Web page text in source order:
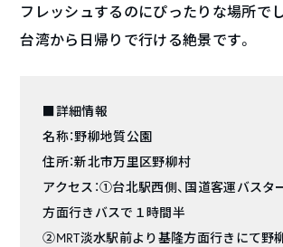
フレッシュするのにぴったりな場所で
台湾から日帰りで行ける絶景です。
■詳細情報
名称：野柳地質公園
住所：新北市万里区野柳村
アクセス：①台北駅西側、国道客運バスタ
方面行きバスで１時間半
②MRT淡水駅前より基隆方面行きにて野